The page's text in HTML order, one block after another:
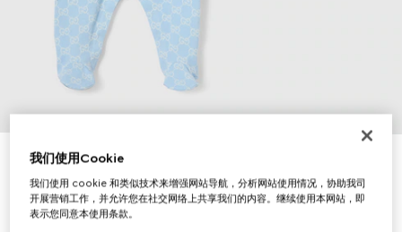
婴儿棉质两件套礼品套装
€ 550
相关款式浅蓝色
我们使用Cookie
我们使用 cookie 和类似技术来增强网站导航，分析网站使用情况，协助我司
开展营销工作，并允许您在社交网络上共享我们的内容。继续使用本网站，即
表示您同意本使用条款。